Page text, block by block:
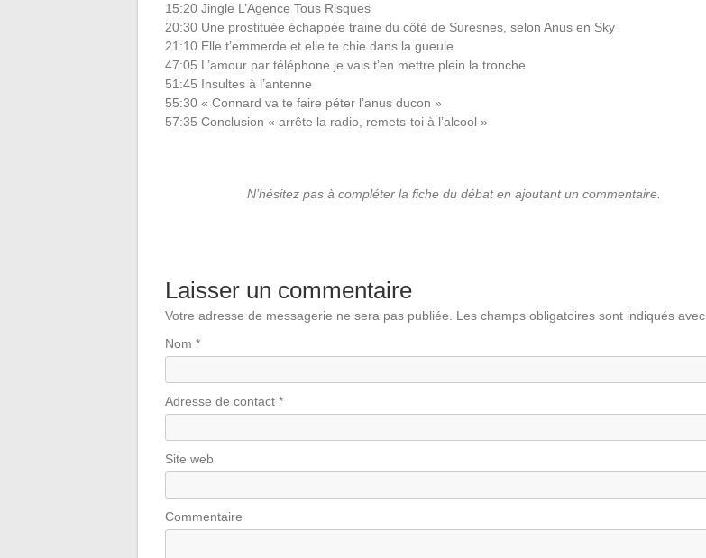
15:20 Jingle L’Agence Tous Risques
20:30 Une prostituée échappée traine du côté de Suresnes, selon Anus en Sky
21:10 Elle t’emmerde et elle te chie dans la gueule
47:05 L’amour par téléphone je vais t’en mettre plein la tronche
51:45 Insultes à l’antenne
55:30 « Connard va te faire péter l’anus ducon »
57:35 Conclusion « arrête la radio, remets-toi à l’alcool »
N’hésitez pas à compléter la fiche du débat en ajoutant un commentaire.
Laisser un commentaire
Votre adresse de messagerie ne sera pas publiée. Les champs obligatoires sont indiqués avec
Nom *
Adresse de contact *
Site web
Commentaire